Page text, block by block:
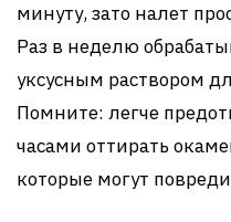
минуту, зато налет
Раз в неделю
уксусным раствором
Помните: легче
часами оттирать
которые могут